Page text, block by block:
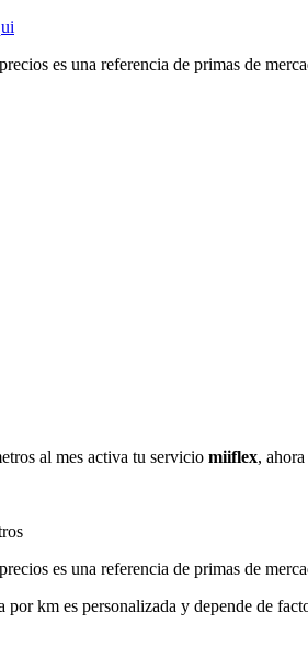
es una referencia de primas de
al mes activa tu servicio miiflex,
es una referencia de primas de
por km es personalizada y depende de